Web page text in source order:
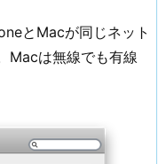
とMacが同じネット
Macは無線でも有線